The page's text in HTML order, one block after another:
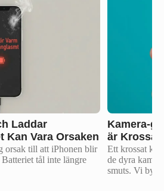
Laddar
Kan Vara Orsaken
orsak till att iPhonen blir
tål inte längre
Kamera-
är
Ett krossat
de dyra
smuts. Vi